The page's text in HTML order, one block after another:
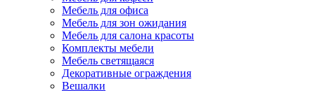
Мебель для офиса
Мебель для зон ожидания
Мебель для салона красоты
Комплекты мебели
Мебель светящаяся
Декоративные ограждения
Вешалки